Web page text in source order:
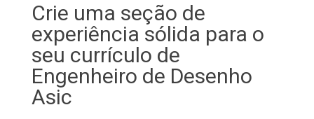
Crie uma seção de
experiência sólida para o
seu currículo de
Engenheiro de Desenho
Asic